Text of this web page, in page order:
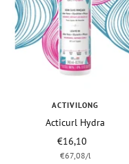
ACTIVILONG
Acticurl Hydra
Vraagprijs
€16,10
€67,08/l